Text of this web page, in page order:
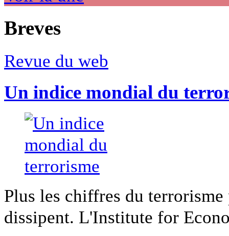
Breves
Revue du web
Un indice mondial du
Plus les chiffres du
dissipent. L'Institute for